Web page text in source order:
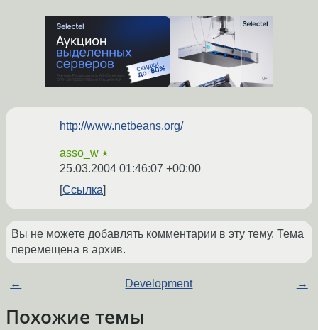
http://www.netbeans.org/
asso_w ★
25.03.2004 01:46:07 +00:00
Ссылка
Вы не можете добавлять комментарии в эту тему. Тема
перемещена в архив.
← Development →
Похожие темы